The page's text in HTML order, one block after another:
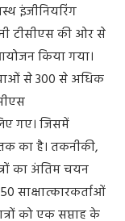
इंजीनियरिंग
टीसीएस की ओर से
किया गया।
से 300 से अधिक
गए। जिसमें
का है। तकनीकी,
का अंतिम चयन
साक्षात्कारकर्ताओं
को एक सप्ताह के